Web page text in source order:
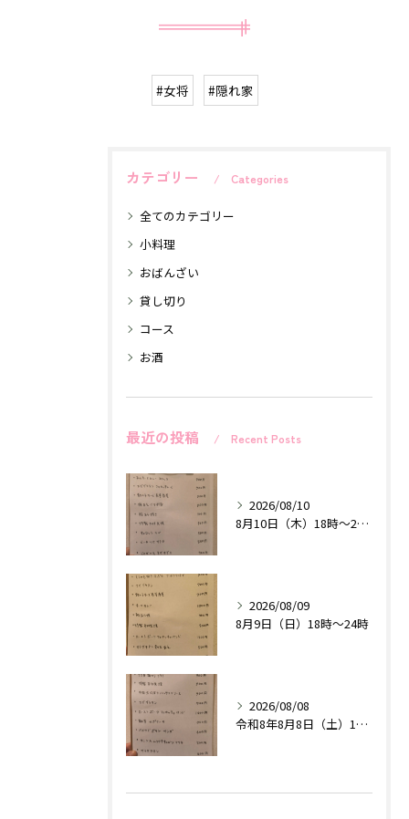
#女将 #隠れ家
カテゴリー Categories
全てのカテゴリー
小料理
おばんざい
貸し切り
コース
お酒
最近の投稿 Recent Posts
2026/08/10
8月10日（木）18時〜24時
2026/08/09
8月9日（日）18時〜24時
2026/08/08
令和8年8月8日（土）18時〜24時